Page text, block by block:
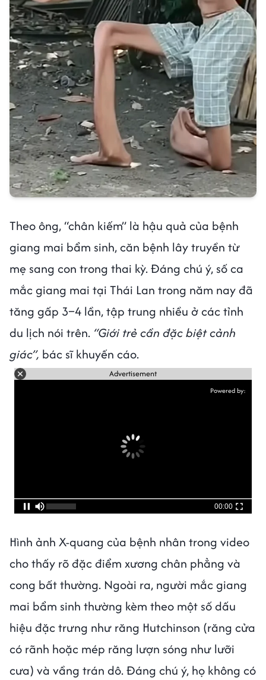
Theo ông, “chân kiếm” là hậu quả của bệnh
giang mai bẩm sinh, căn bệnh lây truyền từ
mẹ sang con trong thai kỳ. Đáng chú ý, số ca
mắc giang mai tại Thái Lan trong năm nay đã
tăng gấp 3–4 lần, tập trung nhiều ở các tỉnh
du lịch nói trên. “Giới trẻ cần đặc biệt cảnh
giác”, bác sĩ khuyến cáo.
Advertisement
Powered by:
00:00
Hình ảnh X-quang của bệnh nhân trong video
cho thấy rõ đặc điểm xương chân phẳng và
cong bất thường. Ngoài ra, người mắc giang
mai bẩm sinh thường kèm theo một số dấu
hiệu đặc trưng như răng Hutchinson (răng cửa
có rãnh hoặc mép răng lượn sóng như lưỡi
cưa) và vầng trán dô. Đáng chú ý, họ không có